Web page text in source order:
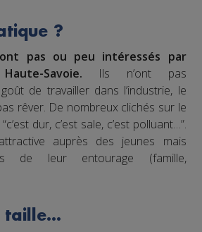
?
pas ou peu intéressés par
Savoie. Ils n’ont pas
de travailler dans l’industrie, le
rêver. De nombreux clichés sur le
dur, c’est sale, c’est polluant…”.
auprès des jeunes mais
de leur entourage (famille,
taille…